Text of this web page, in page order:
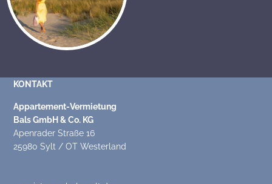
KONTAKT
Appartement-Vermietung
Bals GmbH & Co. KG
Apenrader Straße 16
25980 Sylt / OT Westerland